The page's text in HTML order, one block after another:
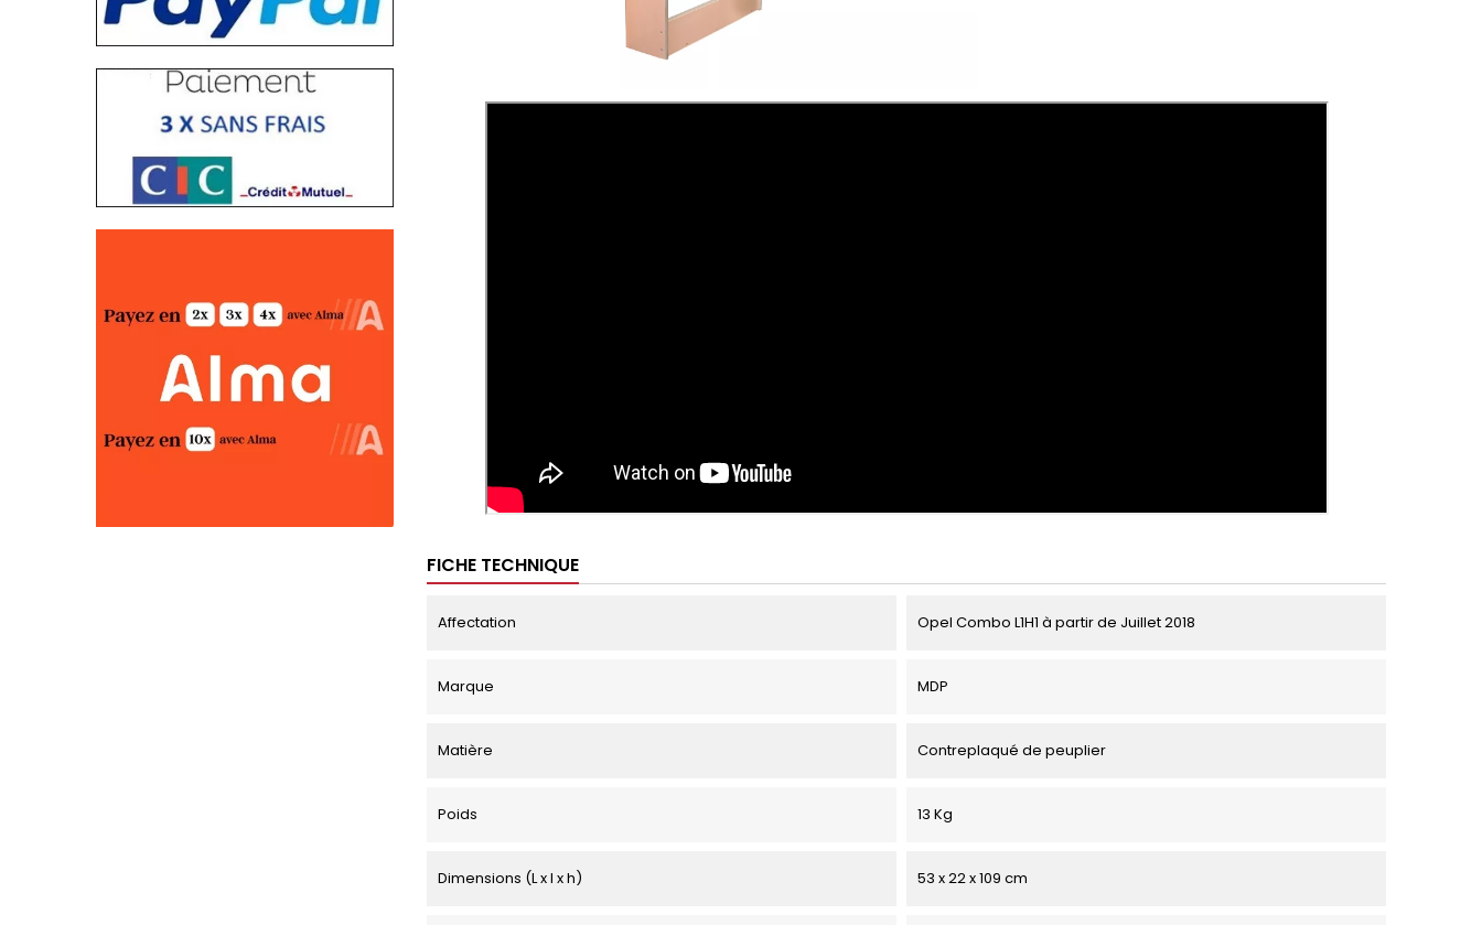
FICHE TECHNIQUE
Affectation Opel Combo L1H1 à partir de Juillet 2018
Marque MDP
Matière Contreplaqué de peuplier
Poids 13 Kg
Dimensions (L x l x h) 53 x 22 x 109 cm